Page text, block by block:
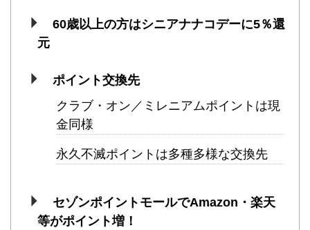
60歳以上の方はシニアナナコデーに5％還
元
ポイント交換先
クラブ・オン／ミレニアムポイントは現
金同様
永久不滅ポイントは多種多様な交換先
セゾンポイントモールでAmazon・楽天
等がポイント増！